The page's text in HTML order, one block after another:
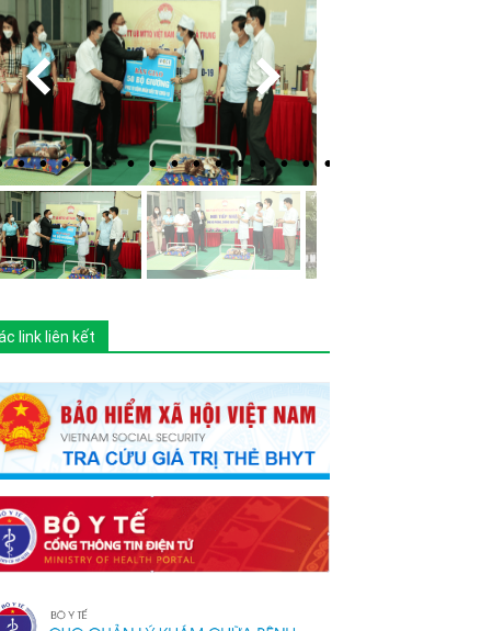
link liên kết